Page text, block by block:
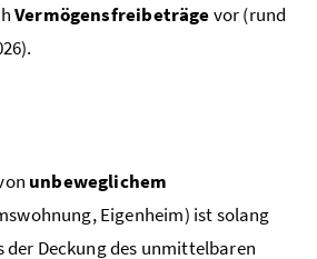
Vermögensfreibeträgevor (rund
unbeweglichem
Eigenheim) ist solang
der Deckung des unmittelbaren